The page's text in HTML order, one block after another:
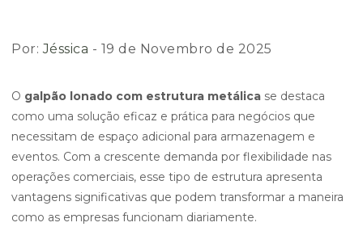
Por:Jéssica - 19 de Novembro de 2025
O galpão lonado com estrutura metálica se destaca
como uma solução eficaz e prática para negócios que
necessitam de espaço adicional para armazenagem e
eventos. Com a crescente demanda por flexibilidade nas
operações comerciais, esse tipo de estrutura apresenta
vantagens significativas que podem transformar a maneira
como as empresas funcionam diariamente.